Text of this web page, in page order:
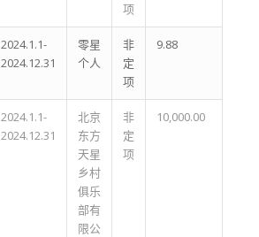
项
2024.1.1-
2024.12.31
零星
个人
非
定
项
9.88
2024.1.1-
2024.12.31
北京
东方
天星
乡村
俱乐
部有
限公
非
定
项
10,000.00